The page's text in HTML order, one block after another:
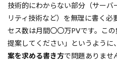
技術的にわからない部分（サーバ
リティ技術など）を無理に書く必
セス数は月間〇〇万PVです。こ
提案してください」というように、
案を求める書き方で問題ありませ